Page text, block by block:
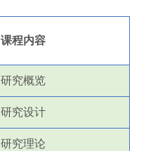
课程内容
研究概览
研究设计
研究理论